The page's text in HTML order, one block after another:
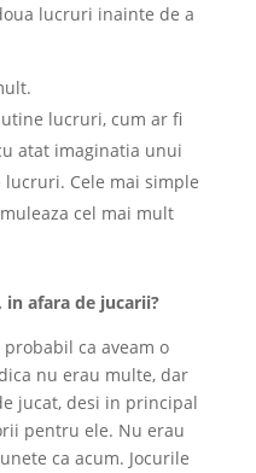
lucruri inainte de a
lucruri, cum ar fi
atat imaginatia unui
Cele mai simple
cel mai mult
afara de jucarii?
ca aveam o
nu erau multe, dar
jucat, desi in principal
pentru ele. Nu erau
ca acum. Jocurile